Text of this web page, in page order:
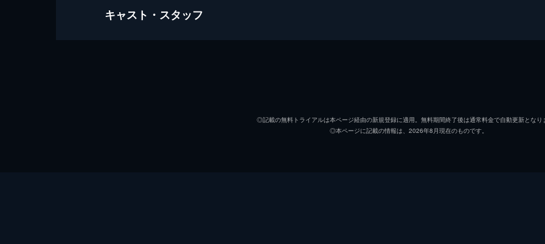
第一章
何とか婚礼の儀を執り行い、司小念と晏無明は晴れて夫婦となった。互いに裏の顔を隠しながら甘
キャスト・スタッフ
シャオ・ランシン
◎記載の無料トライアルは本ページ経由の新規登録に適用。無料期間終了後は通常料金で自動更新となり
◎本ページに記載の情報は、2026年8月現在のものです。